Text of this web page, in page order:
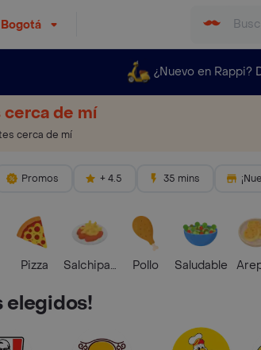
Bogotá
¿Nuevo en Rappi?
cerca de mí
cerca de mí
Promos + 4.5 35 mins
Pizza Salchipapas Pollo Saludable
elegidos!